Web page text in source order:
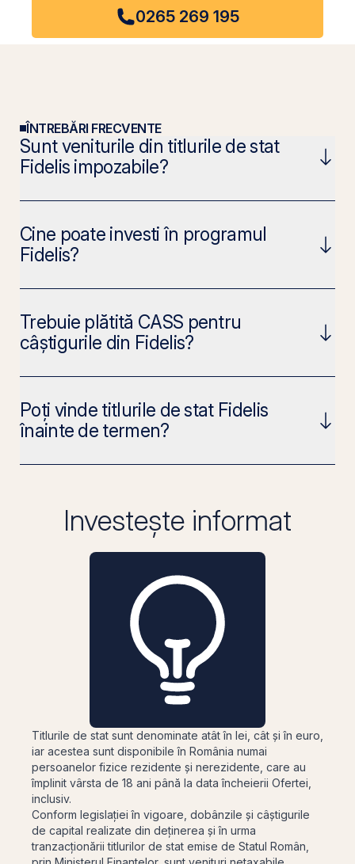
0265 269 195
ÎNTREBĂRI FRECVENTE
Sunt veniturile din titlurile de stat
Fidelis impozabile?
Cine poate investi în programul
Fidelis?
Trebuie plătită CASS pentru
câștigurile din Fidelis?
Poți vinde titlurile de stat Fidelis
înainte de termen?
Investește informat
Titlurile de stat sunt denominate atât în lei, cât și în euro,
iar acestea sunt disponibile în România numai
persoanelor fizice rezidente și nerezidente, care au
împlinit vârsta de 18 ani până la data încheierii Ofertei,
inclusiv.
Conform legislației în vigoare, dobânzile și câștigurile
de capital realizate din deținerea și în urma
tranzacționării titlurilor de stat emise de Statul Român,